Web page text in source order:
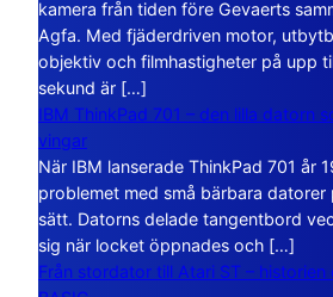
kamera från tiden före Gevaerts
Agfa. Med fjäderdriven motor,
objektiv och filmhastigheter på upp
sekund är […]
IBM ThinkPad 701 – den lilla datorn
vingar
När IBM lanserade ThinkPad 701 år
problemet med små bärbara
sätt. Datorns delade tangentbord
sig när locket öppnades och […]
Från stordator till Atari ST – historien